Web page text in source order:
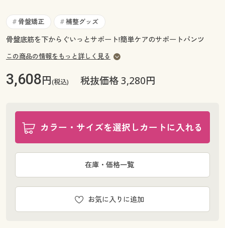
お気に入り
サポート
ご利用ガイド
よくある質問とお問い合わせ
# 骨盤矯正 # 補整グッズ
骨盤底筋を下からぐいっとサポート!簡単ケアのサポートパンツ
この商品の情報をもっと詳しく見る
3,608円(税込) 税抜価格 3,280円
カラー・サイズを選択しカートに入れる
お気に入りに追加
在庫・価格一覧